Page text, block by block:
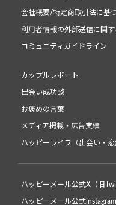
会社概要/特定商取引法に基
利用者情報の外部送信に関
コミュニティガイドライン
カップルレポート
出会い成功談
お褒めの言葉
メディア掲載・広告実績
ハッピーライフ（出会い・恋
ハッピーメール公式X（旧
ハッピーメール公式instagram